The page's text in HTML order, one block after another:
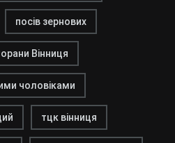
посів зернових
Вінниця
чоловіками
тцк вінниця